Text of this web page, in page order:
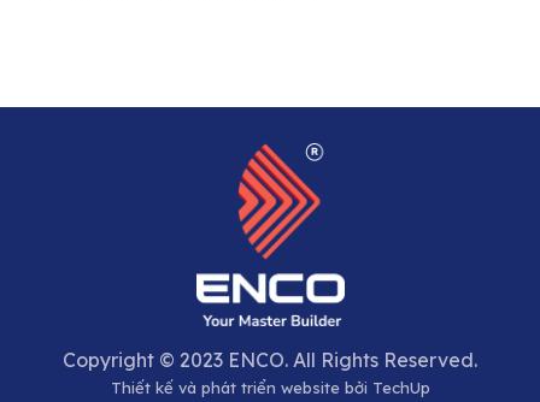
Copyright © 2023 ENCO. All Rights Reserved.
Thiết kế và phát triển website bởi TechUp